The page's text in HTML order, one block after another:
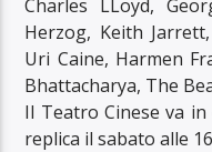
Charles LLoyd,
Herzog, Keith
Uri Caine, Harmen
Bhattacharya, The
Il Teatro Cinese va in
replica il sabato alle